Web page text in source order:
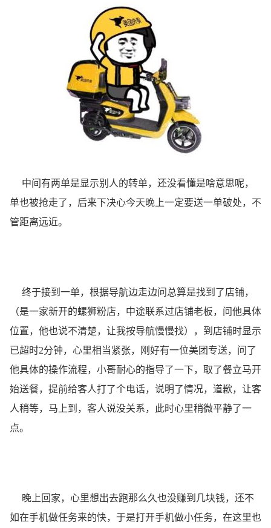
中间有两单是显示别人的转单，还没看懂是啥意思呢，
单也被抢走了，后来下决心今天晚上一定要送一单破处，不
管距离远近。
终于接到一单，根据导航边走边问总算是找到了店铺，
（是一家新开的螺狮粉店，中途联系过店铺老板，问他具体
位置，他也说不清楚，让我按导航慢慢找），到店铺时显示
已超时2分钟，心里相当紧张，刚好有一位美团专送，问了
他具体的操作流程，小哥耐心的指导了一下，取了餐立马开
始送餐，提前给客人打了个电话，说明了情况，道歉，让客
人稍等，马上到，客人说没关系，此时心里稍微平静了一
点。
晚上回家，心里想出去跑那么久也没赚到几块钱，还不
如在手机做任务来的快，于是打开手机做小任务，在这里也